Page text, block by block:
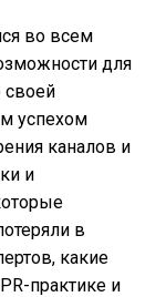
во всем
для
своей
успехом
каналов и
и
в
какие
практике и